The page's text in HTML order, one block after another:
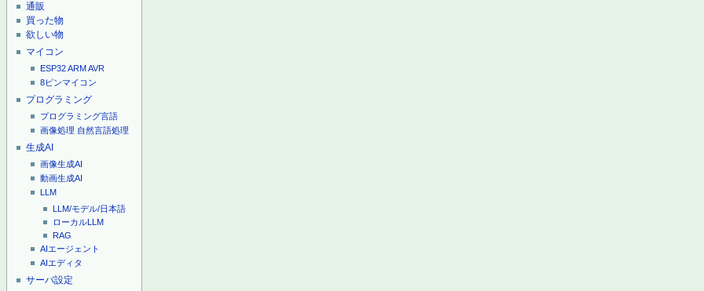
通販
買った物
欲しい物
マイコン
ESP32ARMAVR
8ピンマイコン
プログラミング
プログラミング言語
画像処理 自然言語処理
生成AI
画像生成AI
動画生成AI
LLM
LLM/モデル/日本語
ローカルLLM
RAG
AIエージェント
AIエディタ
サーバ設定